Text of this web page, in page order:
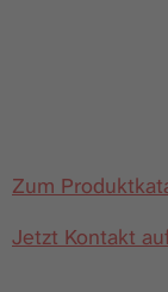
Zum
Jetzt Kontakt